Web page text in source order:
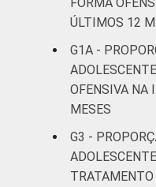
FAIXA ETÁRIA
DA CRIANÇA
OU DO
ADOLESCENTE
ÚLTIMOS 12
G1A -
OFENSIVA NA
MESES
G3 -
TRATAMENTO